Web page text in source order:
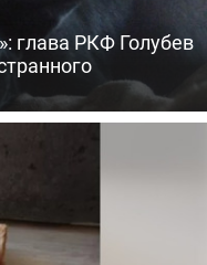
глава РКФ Голубев